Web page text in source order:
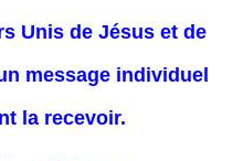
Unis de Jésus et de
message individuel
la recevoir.